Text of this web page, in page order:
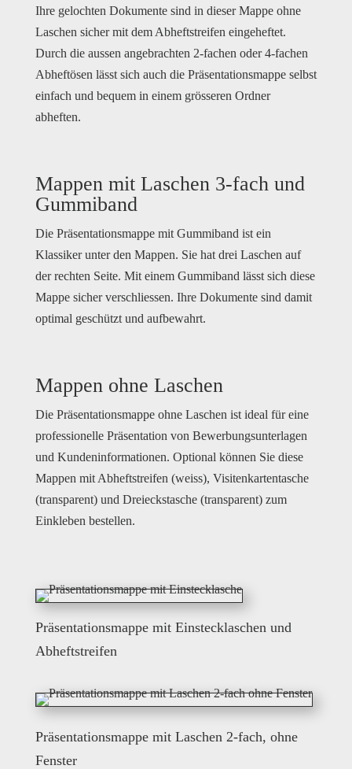
Ihre gelochten Dokumente sind in dieser Mappe ohne
Laschen sicher mit dem Abheftstreifen eingeheftet.
Durch die aussen angebrachten 2-fachen oder 4-fachen
Abheftösen lässt sich auch die Präsentationsmappe selbst
einfach und bequem in einem grösseren Ordner
abheften.
Mappen mit Laschen 3-fach und
Gummiband
Die Präsentationsmappe mit Gummiband ist ein
Klassiker unter den Mappen. Sie hat drei Laschen auf
der rechten Seite. Mit einem Gummiband lässt sich diese
Mappe sicher verschliessen. Ihre Dokumente sind damit
optimal geschützt und aufbewahrt.
Mappen ohne Laschen
Die Präsentationsmappe ohne Laschen ist ideal für eine
professionelle Präsentation von Bewerbungsunterlagen
und Kundeninformationen. Optional können Sie diese
Mappen mit Abheftstreifen (weiss), Visitenkartentasche
(transparent) und Dreieckstasche (transparent) zum
Einkleben bestellen.
Präsentationsmappe mit Einstecklaschen und
Abheftstreifen
Präsentationsmappe mit Laschen 2-fach, ohne
Fenster